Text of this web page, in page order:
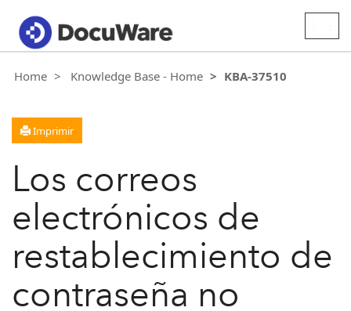
Home Knowledge Base - Home KBA-37510
Imprimir
Los correos
electrónicos de
restablecimiento de
contraseña no